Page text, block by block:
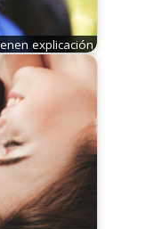
explicación